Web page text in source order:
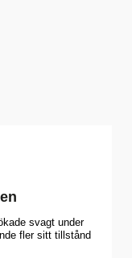
svagt under
fler sitt tillstånd